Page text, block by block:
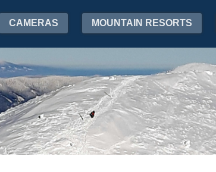
CAMERAS MOUNTAIN RESORTS